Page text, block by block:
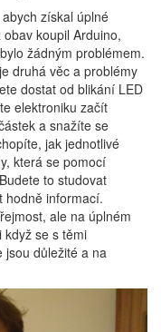
získal úplné
koupil Arduino,
žádným problémem.
druhá věc a problémy
dostat od blikání LED
elektroniku začít
a snažíte se
jak jednotlivé
která se pomocí
to studovat
hodně informací.
ale na úplném
když se s těmi
jsou důležité a na